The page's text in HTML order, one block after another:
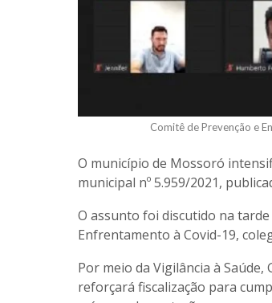
Comitê de Prevenção e
O município de Mossoró
municipal nº 5.959/2021,
O assunto foi discutido na
Enfrentamento à Covid-19,
Por meio da Vigilância à
reforçará fiscalização para